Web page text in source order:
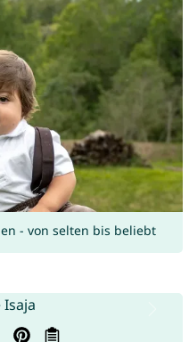
- von selten bis beliebt